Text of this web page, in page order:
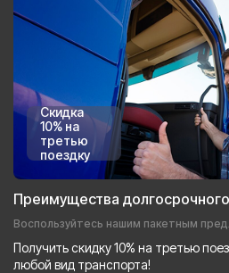
Скидка
10% на
третью
поездку
Преимущества
Воспользуйтесь нашим пакетным
Получить скидку 10% на третью
любой вид транспорта!